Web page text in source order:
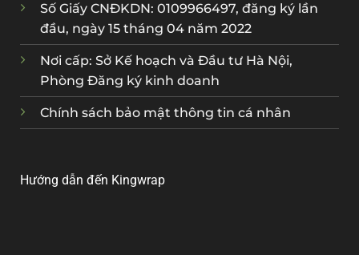
Số Giấy CNĐKDN: 0109966497, đăng ký lần
đầu, ngày 15 tháng 04 năm 2022
Nơi cấp: Sở Kế hoạch và Đầu tư Hà Nội,
Phòng Đăng ký kinh doanh
Chính sách bảo mật thông tin cá nhân
Hướng dẫn đến Kingwrap